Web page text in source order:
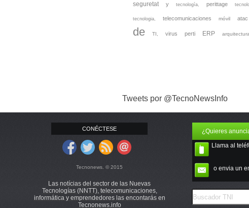
seguretat y tecnología, perittage
tecnologia, telecomunicaciones móvil atac
de TI, virus perti ERP arquitectura,
Tweets por @TecnoNewsInfo
CONÉCTESE
Tecnonews. © 2015
Las notícias del sector de las Nuevas
Tecnologías (NNTT), telecomunicaciones,
informática y emprendedores las encontarás en
Tecnonews.info
¿Quieres
Llama al
o envia un